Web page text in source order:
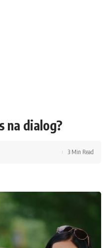
na dialog?
3 Min Read